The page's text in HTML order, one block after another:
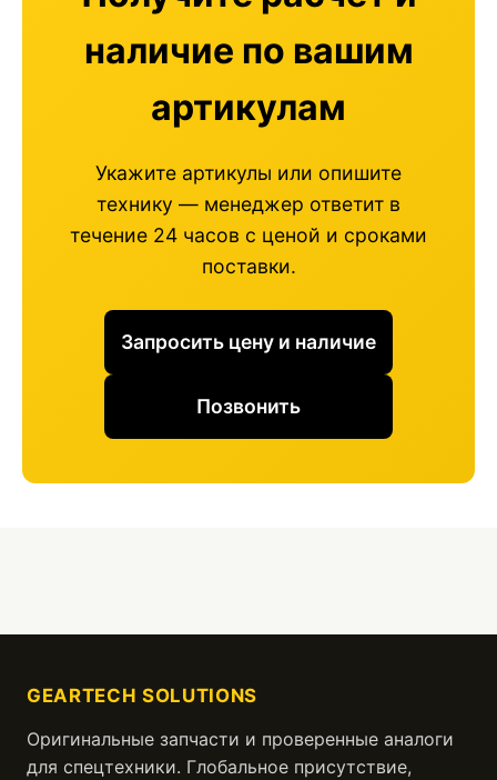
наличие по вашим
артикулам
Укажите артикулы или опишите
технику — менеджер ответит в
течение 24 часов с ценой и сроками
поставки.
Запросить цену и наличие
Позвонить
GEARTECH SOLUTIONS
Оригинальные запчасти и проверенные аналоги
для спецтехники. Глобальное присутствие,